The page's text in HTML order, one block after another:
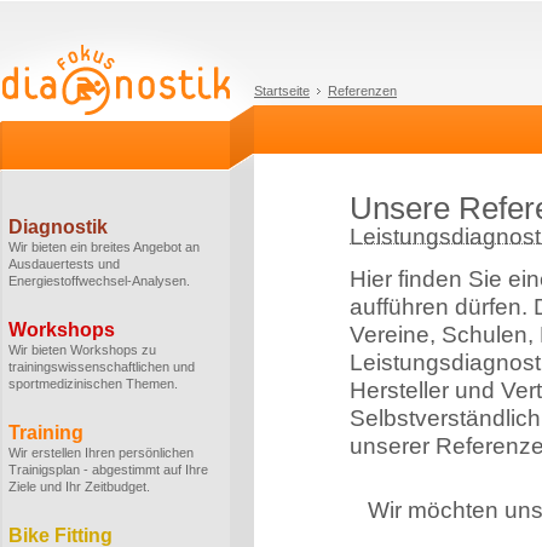
Startseite Referenzen
Diagnostik
Wir bieten ein breites Angebot an
Ausdauertests und
Energiestoffwechsel-Analysen.
Workshops
Wir bieten Workshops zu
trainingswissenschaftlichen und
sportmedizinischen Themen.
Training
Wir erstellen Ihren persönlichen
Trainigsplan - abgestimmt auf Ihre
Ziele und Ihr Zeitbudget.
Bike Fitting
Unsere
Hier finden Sie
aufführen dürfen.
Vereine,
Hersteller und
unserer
Wir möchten